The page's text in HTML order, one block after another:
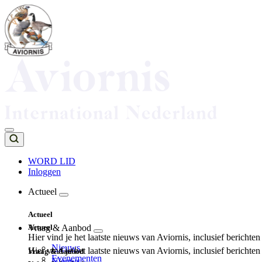
Overslaan
en
naar
de
inhoud
Top
navigation
WORD LID
Inloggen
navigation
Actueel
Actueel
Hier vind je het laatste nieuws van Aviornis, inclusief
Nieuws
Evenementen
Actueel
Hier vind je het laatste nieuws van Aviornis, inclusief
Vraag & Aanbod
Vraag & Aanbod